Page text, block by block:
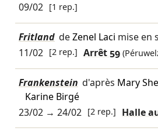
09/02 [1 rep.]
Fritland deZenel Laci mise en
11/02 [2 rep.] Arrêt 59
Frankenstein d'après Mary
Karine Birgé
23/02→ 24/02 [2 rep.] Halle